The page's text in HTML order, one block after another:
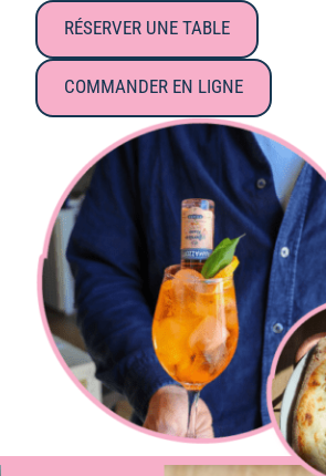
RÉSERVER UNE TABLE
COMMANDER EN LIGNE